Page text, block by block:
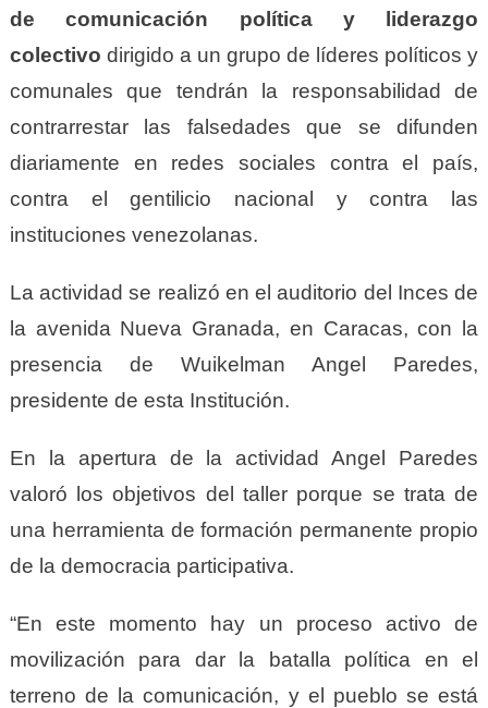
de comunicación política y liderazgo
colectivo dirigido a un grupo de líderes políticos y
comunales que tendrán la responsabilidad de
contrarrestar las falsedades que se difunden
diariamente en redes sociales contra el país,
contra el gentilicio nacional y contra las
instituciones venezolanas.
La actividad se realizó en el auditorio del Inces de
la avenida Nueva Granada, en Caracas, con la
presencia de Wuikelman Angel Paredes,
presidente de esta Institución.
En la apertura de la actividad Angel Paredes
valoró los objetivos del taller porque se trata de
una herramienta de formación permanente propio
de la democracia participativa.
“En este momento hay un proceso activo de
movilización para dar la batalla política en el
terreno de la comunicación, y el pueblo se está